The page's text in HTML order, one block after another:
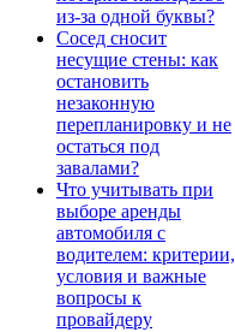
из-за одной буквы?
Сосед сносит
несущие стены: как
остановить
незаконную
перепланировку и не
остаться под
завалами?
Что учитывать при
выборе аренды
автомобиля с
водителем: критерии,
условия и важные
вопросы к
провайдеру